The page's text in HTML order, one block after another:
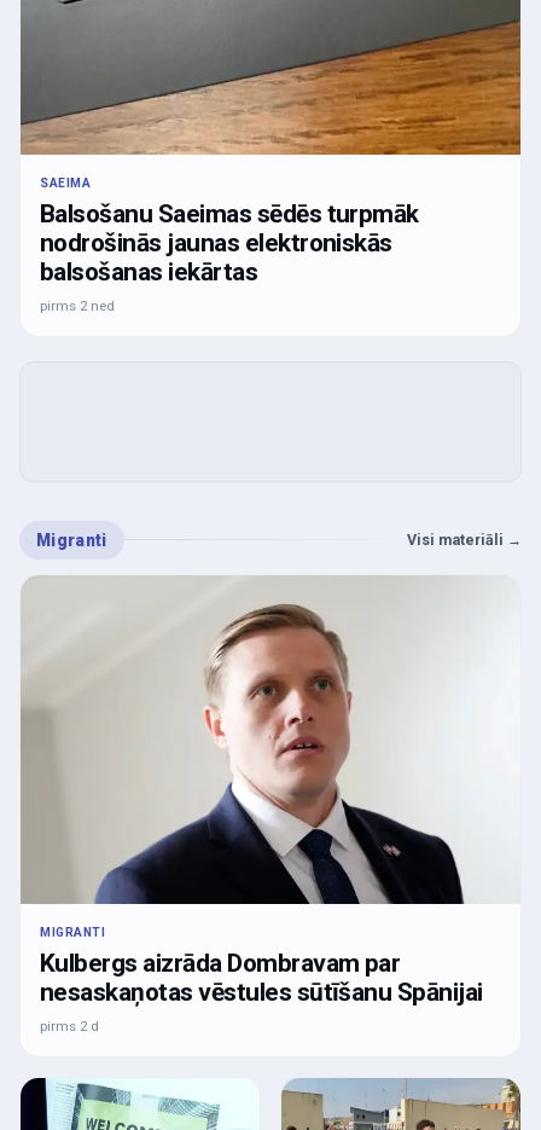
SAEIMA
Balsošanu Saeimas sēdēs turpmāk
nodrošinās jaunas elektroniskās
balsošanas iekārtas
pirms 2 ned
Migranti Visi materiāli →
MIGRANTI
Kulbergs aizrāda Dombravam par
nesaskaņotas vēstules sūtīšanu Spānijai
pirms 2 d